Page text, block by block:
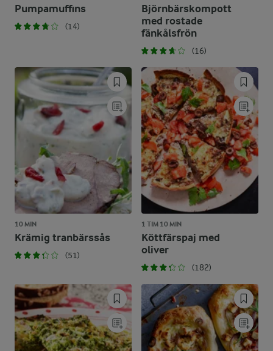
Pumpamuffins
(14)
Björnbärskompott
med rostade
fänkålsfrön
(16)
10 MIN
Krämig tranbärssås
(51)
1 TIM 10 MIN
Köttfärspaj med
oliver
(182)